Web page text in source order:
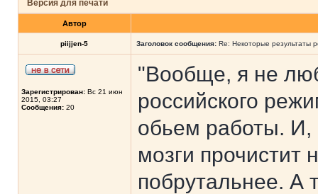
Версия для печати
Автор
piijjen-5 Заголовок сообщения: Re: Некоторые результаты
Зарегистрирован: Вс 21 июн
2015, 03:27
Сообщения: 20
"Вообще, я не
российского
обьем работы. И,
мозги прочистит
побрутальнее. А